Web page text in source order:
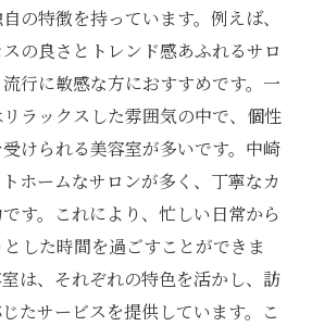
ロの仕上がりを再現する方法
えるメンズカットを提供する北
左右するカットの重要性
たい時に訪れるべき美容室
象アップ！美容室の実績
フターで見る印象の変化
ることで広がる新しい可能性
の印象チェンジサロン
の特徴を持っています。例えば、
の良さとトレンド感あふれるサロ
行に敏感な方におすすめです。一
ラックスした雰囲気の中で、個性
けられる美容室が多いです。中崎
ホームなサロンが多く、丁寧なカ
す。これにより、忙しい日常から
した時間を過ごすことができま
は、それぞれの特色を活かし、訪
たサービスを提供しています。こ